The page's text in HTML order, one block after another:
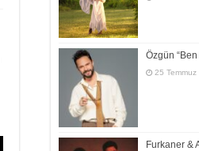
Özgün
25 Temmuz
Furkaner &